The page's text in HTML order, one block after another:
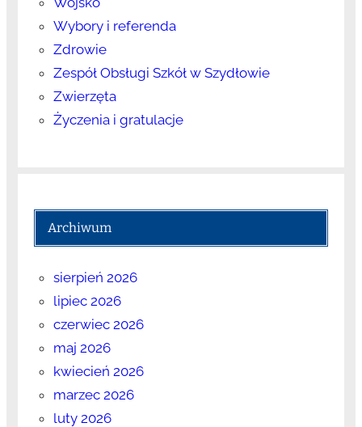
Wybory i referenda
Zdrowie
Zespół Obsługi Szkół w Szydłowie
Zwierzęta
Życzenia i gratulacje
Archiwum
sierpień 2026
lipiec 2026
czerwiec 2026
maj 2026
kwiecień 2026
marzec 2026
luty 2026